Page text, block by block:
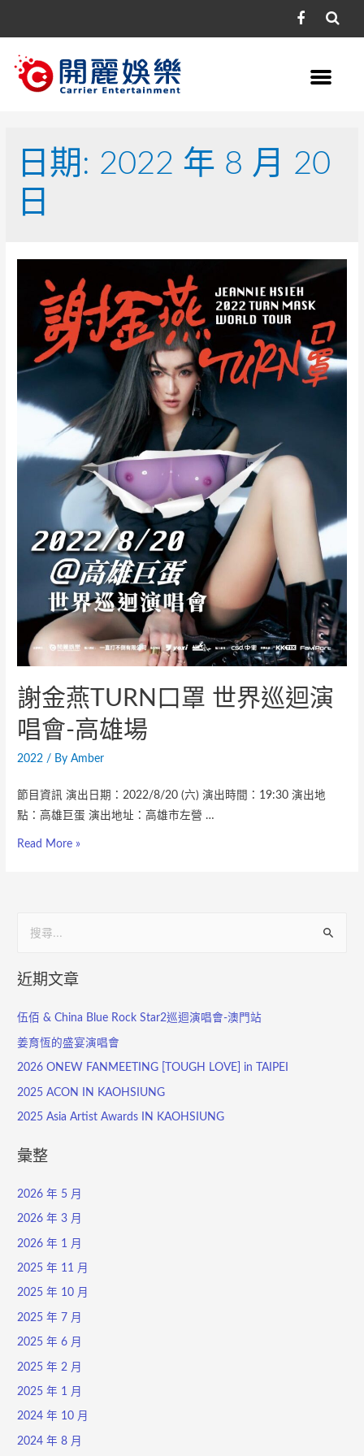
日期: 2022 年 8 月 20
日
謝金燕TURN口罩 世界巡迴演
唱會-高雄場
2022 / ByAmber
節目資訊 演出日期：2022/8/20 (六) 演出時間：19:30 演出地
點：高雄巨蛋 演出地址：高雄市左營 …
Read More »
近期文章
伍佰 & China Blue Rock Star2巡迴演唱會-澳門站
姜育恆的盛宴演唱會
2026 ONEW FANMEETING [TOUGH LOVE] in TAIPEI
2025 ACON IN KAOHSIUNG
2025 Asia Artist Awards IN KAOHSIUNG
彙整
2026 年 5 月
2026 年 3 月
2026 年 1 月
2025 年 11 月
2025 年 10 月
2025 年 7 月
2025 年 6 月
2025 年 2 月
2025 年 1 月
2024 年 10 月
2024 年 8 月